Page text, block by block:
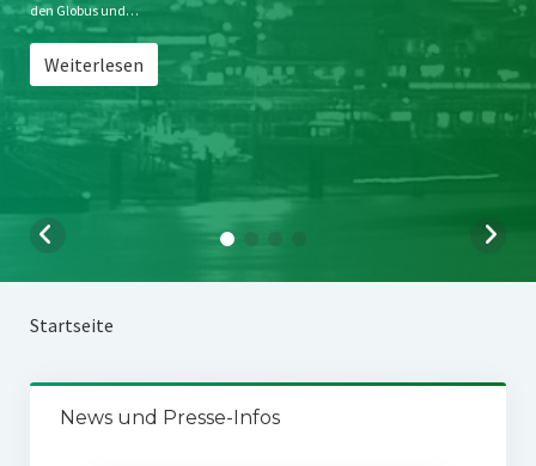
den Globus und…
Weiterlesen
Startseite
News und Presse-Infos